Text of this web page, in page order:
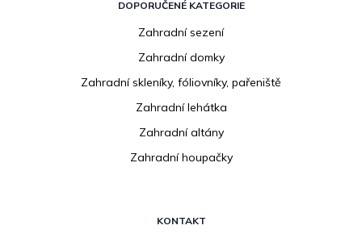
DOPORUČENÉ KATEGORIE
Zahradní sezení
Zahradní domky
Zahradní skleníky, fóliovníky, pařeniště
Zahradní lehátka
Zahradní altány
Zahradní houpačky
KONTAKT